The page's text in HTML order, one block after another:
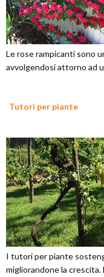
Le rose rampicanti sono
avvolgendosi attorno ad
Tutori per piante
I tutori per piante
migliorandone la crescita.